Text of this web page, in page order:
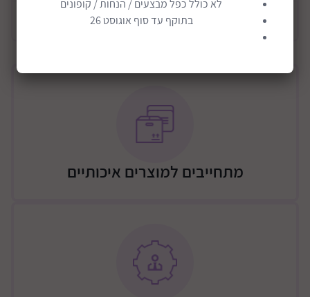
מידע כללי
מתחייבים למוצרים איכותיים
לא כולל כפל מבצעים / הנחות / קופונים
בתוקף עד סוף אוגוסט 26